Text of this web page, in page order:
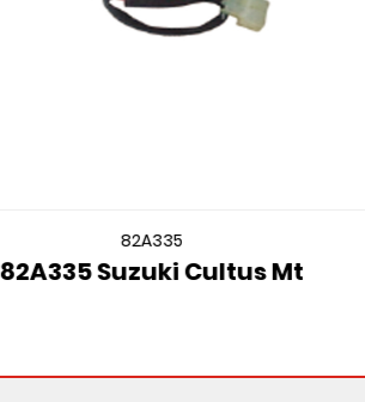
82A335
Suzuki Cultus Mt